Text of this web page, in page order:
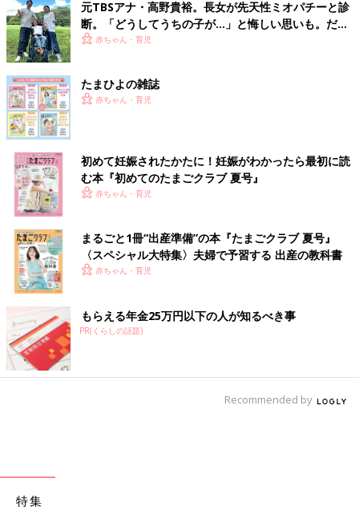
元TBSアナ・高野貴裕。長女が先天性ミオパチーと診
断。「どうしてうちの子が…」と悔しい思いも。だか
らこそ、娘との時間を全力で楽しみたい
赤ちゃん・育児
たまひよの雑誌
赤ちゃん・育児
初めて妊娠されたかたに！妊娠がわかったら最初に読
む本『初めてのたまごクラブ 夏号』
赤ちゃん・育児
まるごと1冊“出産準備”の本『たまごクラブ 夏号』
〈スペシャル大特集〉夫婦で予習する 出産の教科書
赤ちゃん・育児
もらえる年金25万円以下の人が知るべき事
PR(くらしの話題)
Recommended by
特集